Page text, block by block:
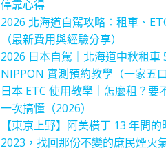
停靠心得
2026 北海道自駕攻略：租車、
（最新費用與經驗分享）
2026 日本自駕｜北海道中秋租車
NIPPON 實測預約教學（一家五
日本 ETC 使用教學｜怎麼租？要
一次搞懂（2026）
【東京上野】阿美橫丁 13 年間
2023，找回那份不變的庶民煙火